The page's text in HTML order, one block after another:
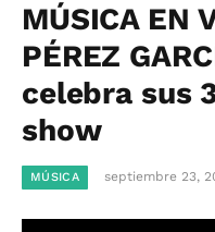
MÚSICA EN
PÉREZ
celebra sus
show
MÚSICA septiembre 23,